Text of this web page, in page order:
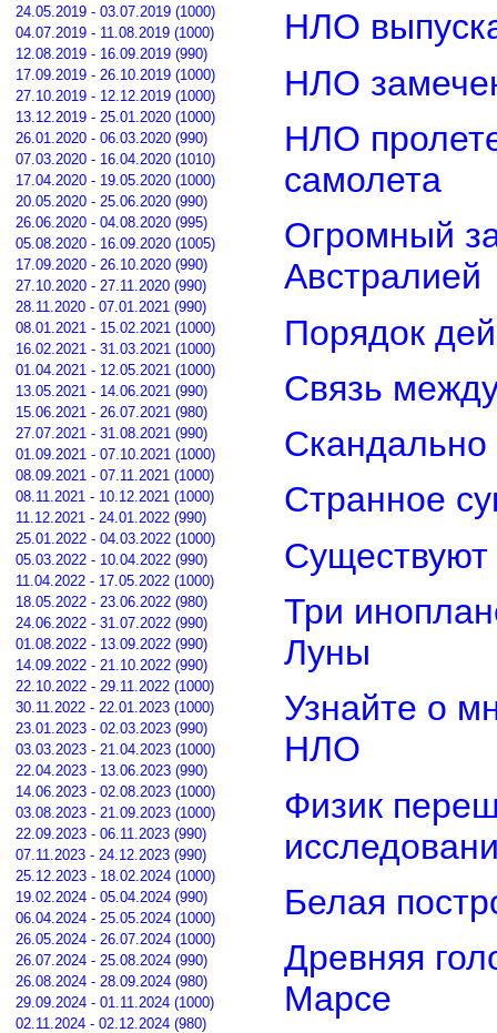
24.05.2019 - 03.07.2019 (1000)
04.07.2019 - 11.08.2019 (1000)
12.08.2019 - 16.09.2019 (990)
17.09.2019 - 26.10.2019 (1000)
27.10.2019 - 12.12.2019 (1000)
13.12.2019 - 25.01.2020 (1000)
26.01.2020 - 06.03.2020 (990)
07.03.2020 - 16.04.2020 (1010)
17.04.2020 - 19.05.2020 (1000)
20.05.2020 - 25.06.2020 (990)
26.06.2020 - 04.08.2020 (995)
05.08.2020 - 16.09.2020 (1005)
17.09.2020 - 26.10.2020 (990)
27.10.2020 - 27.11.2020 (990)
28.11.2020 - 07.01.2021 (990)
08.01.2021 - 15.02.2021 (1000)
16.02.2021 - 31.03.2021 (1000)
01.04.2021 - 12.05.2021 (1000)
13.05.2021 - 14.06.2021 (990)
15.06.2021 - 26.07.2021 (980)
27.07.2021 - 31.08.2021 (990)
01.09.2021 - 07.10.2021 (1000)
08.09.2021 - 07.11.2021 (1000)
08.11.2021 - 10.12.2021 (1000)
11.12.2021 - 24.01.2022 (990)
25.01.2022 - 04.03.2022 (1000)
05.03.2022 - 10.04.2022 (990)
11.04.2022 - 17.05.2022 (1000)
18.05.2022 - 23.06.2022 (980)
24.06.2022 - 31.07.2022 (990)
01.08.2022 - 13.09.2022 (990)
14.09.2022 - 21.10.2022 (990)
22.10.2022 - 29.11.2022 (1000)
30.11.2022 - 22.01.2023 (1000)
23.01.2023 - 02.03.2023 (990)
03.03.2023 - 21.04.2023 (1000)
22.04.2023 - 13.06.2023 (990)
14.06.2023 - 02.08.2023 (1000)
03.08.2023 - 21.09.2023 (1000)
22.09.2023 - 06.11.2023 (990)
07.11.2023 - 24.12.2023 (990)
25.12.2023 - 18.02.2024 (1000)
19.02.2024 - 05.04.2024 (990)
06.04.2024 - 25.05.2024 (1000)
26.05.2024 - 26.07.2024 (1000)
26.07.2024 - 25.08.2024 (990)
26.08.2024 - 28.09.2024 (980)
29.09.2024 - 01.11.2024 (1000)
02.11.2024 - 02.12.2024 (980)
НЛО
НЛО
НЛО
самолета
Огромный
Австралией
Порядок
Связь
Странное
Три
Луны
Узнайте о
НЛО
Физик
Белая
Древняя
Марсе